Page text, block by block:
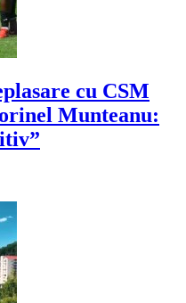
cu CSM
Munteanu: